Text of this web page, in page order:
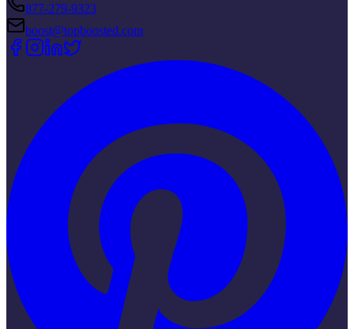
877-279-9323
boost@topboosted.com